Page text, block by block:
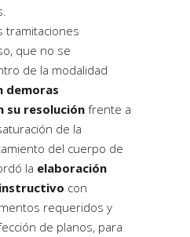
tramitaciones
que no se
de la modalidad
demoras
su resolución frente a
de la
del cuerpo de
la elaboración
con
requeridos y
de planos, para